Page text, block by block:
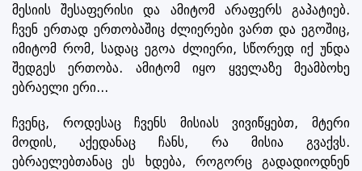
მესიის შესაფერისი და ამიტომ არაფერს გაპატიებ.
ჩვენ ერთად ერთობაშიც ძლიერები ვართ და ეგოშიც,
იმიტომ რომ, სადაც ეგოა ძლიერი, სწორედ იქ უნდა
შედგეს ერთობა. ამიტომ იყო ყველაზე მეამბოხე
ებრაელი ერი...
ჩვენც, როდესაც ჩვენს მისიას ვივიწყებთ, მტერი
მოდის, აქედანაც ჩანს, რა მისია გვაქვს.
ებრაელებთანაც ეს ხდება, როგორც გადადიოდნენ